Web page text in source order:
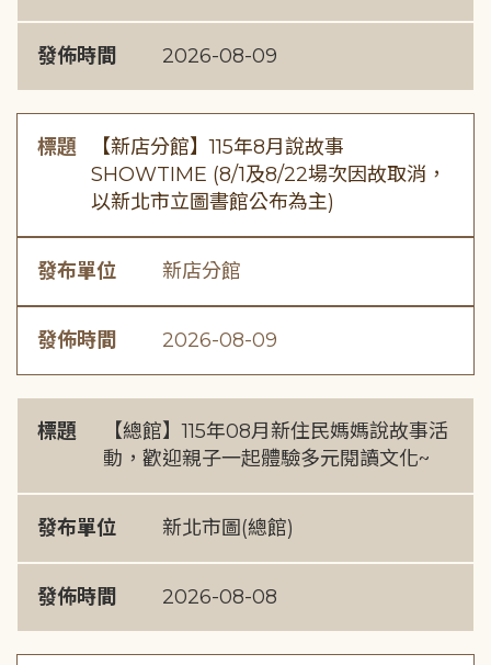
發佈時間 2026-08-09
標題
【新店分館】115年8月說故事
SHOWTIME (8/1及8/22場次因故取消，
以新北市立圖書館公布為主)
發布單位 新店分館
發佈時間 2026-08-09
標題
【總館】115年08月新住民媽媽說故事活
動，歡迎親子一起體驗多元閱讀文化~
發布單位 新北市圖(總館)
發佈時間 2026-08-08